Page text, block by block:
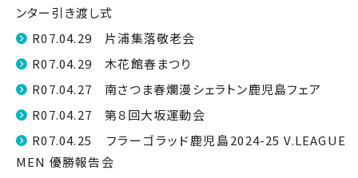
ンター引き渡し式
R07.04.29 片浦集落敬老会
R07.04.29 木花館春まつり
R07.04.27 南さつま春爛漫シェラトン鹿児島フェア
R07.04.27 第８回大坂運動会
R07.04.25 フラーゴラッド鹿児島2024-25 V.LEAGUE
MEN 優勝報告会